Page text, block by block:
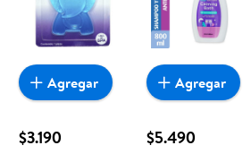
$3.190
Agregar
$5.490
Agregar